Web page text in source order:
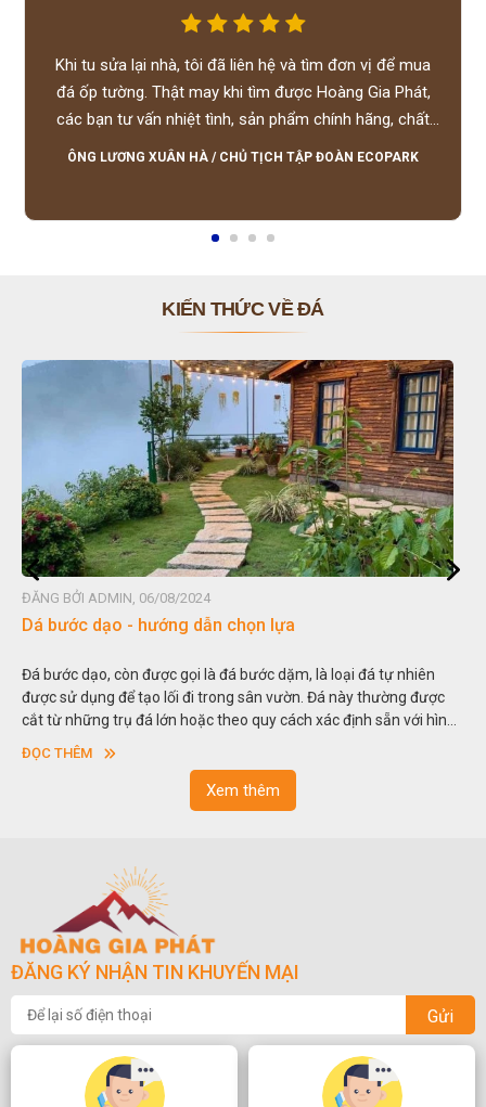
Khi tu sửa lại nhà, tôi đã liên hệ và tìm đơn vị để mua
đá ốp tường. Thật may khi tìm được Hoàng Gia Phát,
các bạn tư vấn nhiệt tình, sản phẩm chính hãng, chất
lượng tốt, giá hợp lý, hỗ trợ tận tình.
ÔNG LƯƠNG XUÂN HÀ / CHỦ TỊCH TẬP ĐOÀN ECOPARK
KIẾN THỨC VỀ ĐÁ
ĐĂNG BỞI ADMIN, 06/08/2024
Dá bước dạo - hướng dẫn chọn lựa
Đá bước dạo, còn được gọi là đá bước dặm, là loại đá tự nhiên
được sử dụng để tạo lối đi trong sân vườn. Đá này thường được
cắt từ những trụ đá lớn hoặc theo quy cách xác định sẵn với hình
vuông hoặc hình chữ nhật và có độ dày khác nhau.
ĐỌC THÊM
Xem thêm
ĐĂNG KÝ NHẬN TIN KHUYẾN MẠI
Gửi